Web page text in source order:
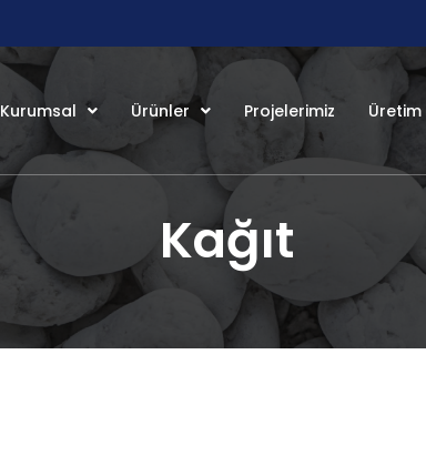
Kurumsal Ürünler Projelerimiz Üretim
Kağıt